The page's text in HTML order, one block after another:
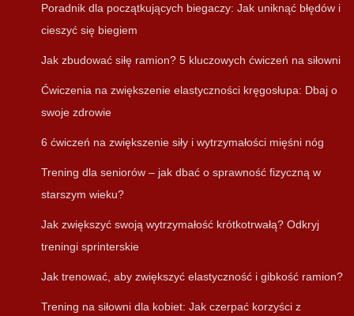
Poradnik dla początkujących biegaczy: Jak uniknąć błędów i
cieszyć się biegiem
Jak zbudować siłę ramion? 5 kluczowych ćwiczeń na siłowni
Ćwiczenia na zwiększenie elastyczności kręgosłupa: Dbaj o
swoje zdrowie
6 ćwiczeń na zwiększenie siły i wytrzymałości mięśni nóg
Trening dla seniorów – jak dbać o sprawność fizyczną w
starszym wieku?
Jak zwiększyć swoją wytrzymałość krótkotrwałą? Odkryj
treningi sprinterskie
Jak trenować, aby zwiększyć elastyczność i gibkość ramion?
Trening na siłowni dla kobiet: Jak czerpać korzyści z